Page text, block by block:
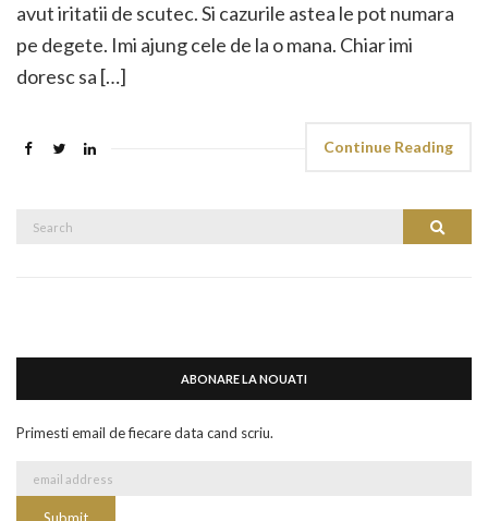
avut iritatii de scutec. Si cazurile astea le pot numara
pe degete. Imi ajung cele de la o mana. Chiar imi
doresc sa […]
Continue Reading
Search
ABONARE LA NOUATI
Primesti email de fiecare data cand scriu.